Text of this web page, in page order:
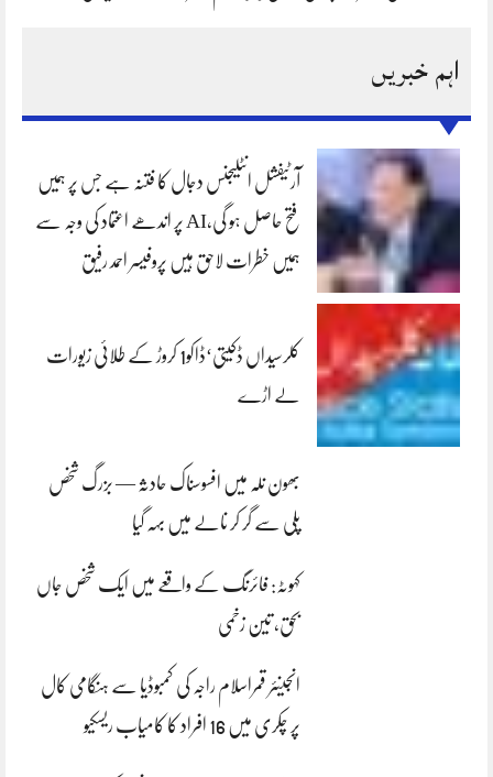
اہم خبریں
آرٹیفشل انٹلیجنس دجال کا فتنہ ہے جس پر ہمیں
فتح حاصل ہو گی،AI پر اندھے اعتماد کی وجہ سے
ہمیں خطرات لاحق ہیں پروفیسر احمد رفیق
کلرسیداں ڈکیتی‘ڈاکو1 کروڑ کے طلائی زیورات
لے اڑے
بھون نلہ میں افسوسناک حادثہ — بزرگ شخص
پلی سے گر کر نالے میں بہہ گیا
کہوٹہ: فائرنگ کے واقعے میں ایک شخص جاں
بحق، تین زخمی
انجینئر قمراسلام راجہ کی کمبوڈیا سے ہنگامی کال
پر چکری میں 16 افراد کا کامیاب ریسکیو